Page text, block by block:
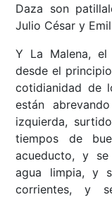
Daza son
Julio César y
Y La Malena,
desde el
cotidianidad de
están
izquierda,
tiempos de
acueducto, y
agua limpia, y
corrientes, y